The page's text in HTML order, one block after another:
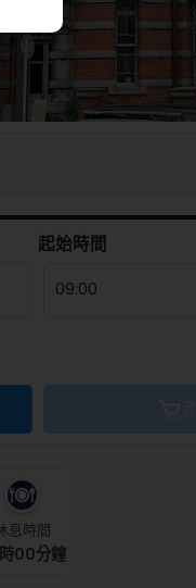
起始時間
息時間
00分鐘